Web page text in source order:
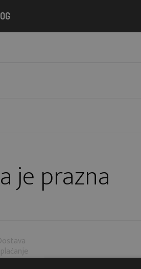
je prazna